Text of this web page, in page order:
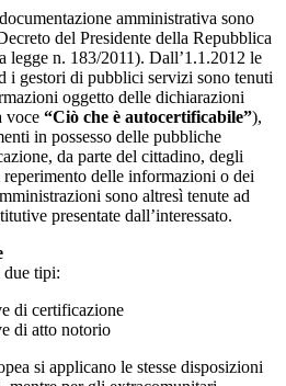
amministrativa sono
del Presidente della Repubblica
legge n. 183/2011). Dall’1.1.2012 le
i gestori di pubblici servizi sono tenuti
oggetto delle dichiarazioni
voce “Ciò che è autocertificabile”),
in possesso delle pubbliche
da parte del cittadino, degli
delle informazioni o dei
sono altresì tenute ad
presentate dall’interessato.
tipi:
di certificazione
di atto notorio
si applicano le stesse disposizioni